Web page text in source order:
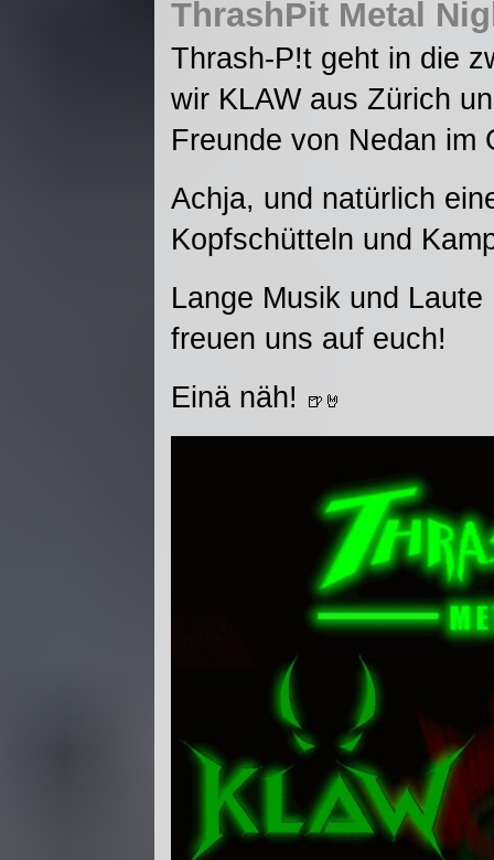
ThrashPit Metal
Thrash-P!t geht in die
wir KLAW aus Zürich
Freunde von Nedan im
Achja, und natürlich
Kopfschütteln und
Lange Musik und
freuen uns auf euch!
Einä näh!